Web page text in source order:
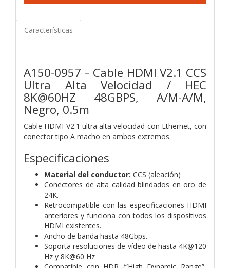
Características
A150-0957 – Cable HDMI V2.1 CCS
Ultra Alta Velocidad / HEC
8K@60HZ 48GBPS, A/M-A/M,
Negro, 0.5m
Cable HDMI V2.1 ultra alta velocidad con Ethernet, con
conector tipo A macho en ambos extremos.
Especificaciones
Material del conductor: CCS (aleación)
Conectores de alta calidad blindados en oro de
24K.
Retrocompatible con las especificaciones HDMI
anteriores y funciona con todos los dispositivos
HDMI existentes.
Ancho de banda hasta 48Gbps.
Soporta resoluciones de vídeo de hasta 4K@120
Hz y 8K@60 Hz